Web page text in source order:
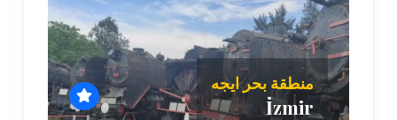
منطقة بحر ايجه
İzmir